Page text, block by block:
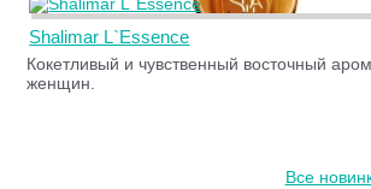
Shalimar L`Essence
Кокетливый и чувственный восточный
женщин.
Все